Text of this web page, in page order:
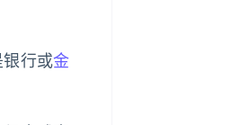
行或金